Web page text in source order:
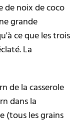
de noix de coco
grande
ce que les trois
La
de la casserole
dans la
(tous les grains